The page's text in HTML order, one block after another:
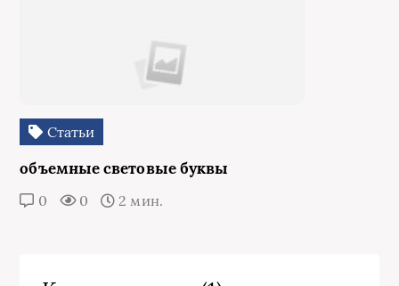
Статьи
объемные световые буквы
0 0 2 мин.